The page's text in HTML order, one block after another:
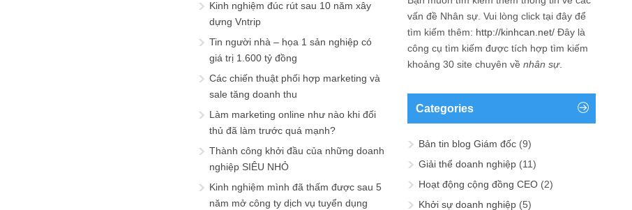
Kinh nghiệm đúc rút sau 10 năm xây
dựng Vntrip
Tin người nhà – họa 1 sản nghiệp có
giá trị 1.600 tỷ đồng
Các chiến thuật phối hợp marketing và
sale tăng doanh thu
Làm marketing online như nào khi đối
thủ đã làm trước quá mạnh?
Thành công khởi đầu của những doanh
nghiệp SIÊU NHỎ
Kinh nghiệm mình đã thấm được sau 5
năm mở công ty dịch vụ tuyển dụng
vấn đề Nhân sự . Vui lòng click tại đây để
tìm kiếm thêm: http://kinhcan.net/ Đây là
công cụ tìm kiếm được tích hợp tìm kiếm
khoảng 30 site chuyên về nhân sự.
Categories
Bản tin blog Giám đốc (9)
Giải thể doanh nghiệp (11)
Hoạt động cộng đồng CEO (2)
Khởi sự doanh nghiệp (5)